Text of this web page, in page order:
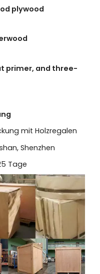
plywood
primer, and three-
mit Holzregalen
Shenzhen
Tage